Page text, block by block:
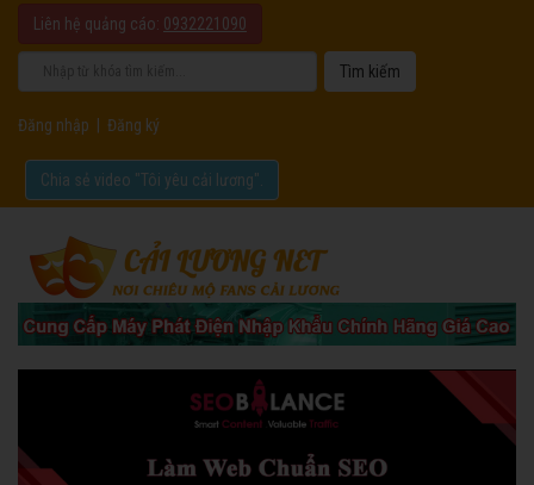
Liên hệ quảng cáo: 0932221090
Đăng nhập Đăng ký
Chia sẻ video "Tôi yêu cải lương".